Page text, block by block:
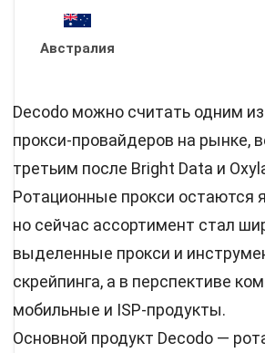
Австралия
Decodo можно считать одним
прокси-провайдеров на рынке,
третьим после Bright Data и
Ротационные прокси остаются
но сейчас ассортимент стал
выделенные прокси и
скрейпинга, а в перспективе
мобильные и ISP-продукты.
Основной продукт Decodo —